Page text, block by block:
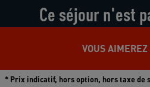
Ce séjour n'est
VOUS
* Prix indicatif, hors option, hors taxe de